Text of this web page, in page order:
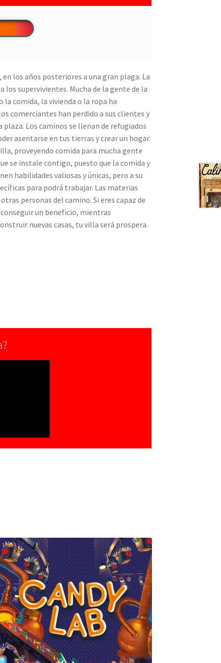
los años posteriores a una gran plaga. La
los supervivientes. Mucha de la gente de la
la comida, la vivienda o la ropa ha
comerciantes han perdido a sus clientes y
Los caminos se llenan de refugiados
asentarse en tus tierras y crear un hogar.
proveyendo comida para mucha gente
se instale contigo, puesto que la comida y
habilidades valiosas y únicas, pero a su
para podrá trabajar. Las materias
personas del camino. Si eres capaz de
un beneficio, mientras
nuevas casas, tu villa será prospera.